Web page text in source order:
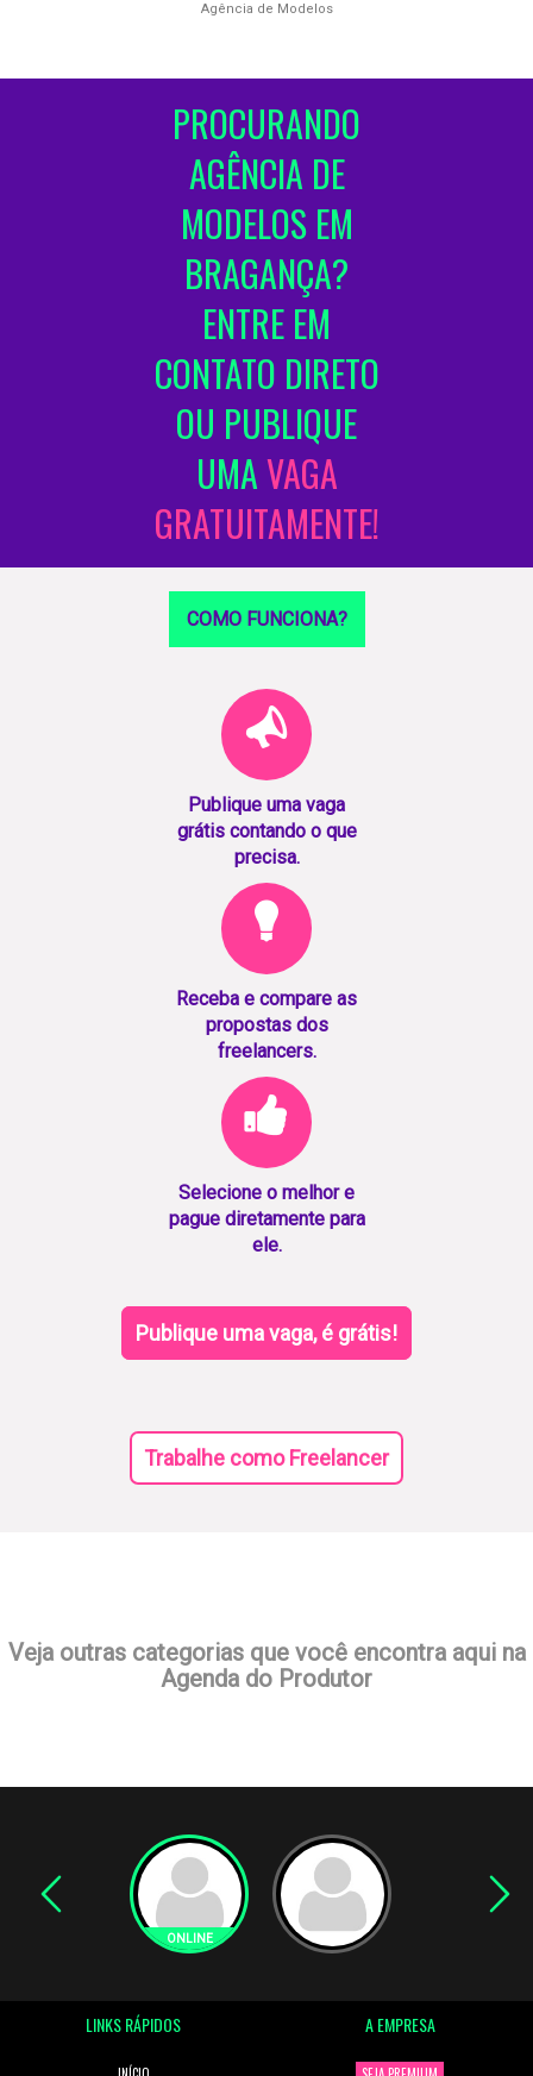
Agência de Modelos
PROCURANDO
AGÊNCIA DE
MODELOS EM
BRAGANÇA?
ENTRE EM
CONTATO DIRETO
OU PUBLIQUE
UMAVAGA
GRATUITAMENTE!
COMO FUNCIONA?
Publique uma vaga
grátis contando o que
precisa.
Receba e compare as
propostas dos
freelancers.
Selecione o melhor e
pague diretamente para
ele.
Publique uma vaga, é grátis!
Trabalhe como Freelancer
Veja outras categorias que você encontra aqui na
Agenda do Produtor
LINKS RÁPIDOS A EMPRESA